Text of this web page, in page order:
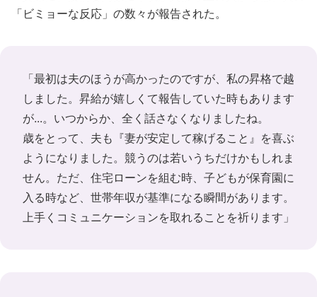
「ビミョーな反応」の数々が報告された。
「最初は夫のほうが高かったのですが、私の昇格で越
しました。昇給が嬉しくて報告していた時もあります
が...。いつからか、全く話さなくなりましたね。
歳をとって、夫も『妻が安定して稼げること』を喜ぶ
ようになりました。競うのは若いうちだけかもしれま
せん。ただ、住宅ローンを組む時、子どもが保育園に
入る時など、世帯年収が基準になる瞬間があります。
上手くコミュニケーションを取れることを祈ります」